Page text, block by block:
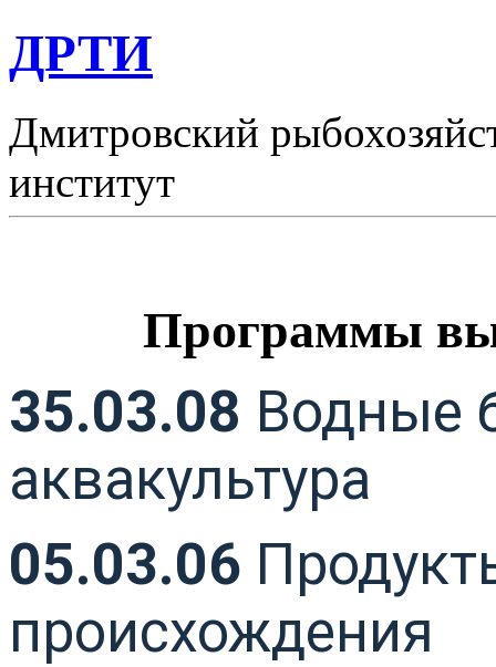
ДРТИ
Дмитровский
институт
Программы
35.03.08 Водные
аквакультура
05.03.06
происхождения